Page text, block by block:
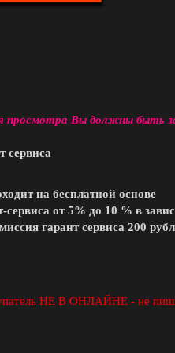
Вы должны быть
сервиса
на бесплатной основе
сервиса от 5% до 10 % в
гарант сервиса 200
НЕ В ОНЛАЙНЕ - не